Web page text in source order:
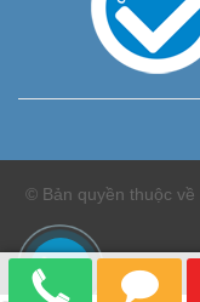
© Bản quyền thuộc về